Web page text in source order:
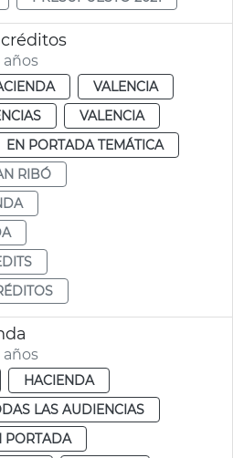
VALENCIA
VALENCIA
EN PORTADA TEMÁTICA
RIBÓ
HACIENDA
LAS AUDIENCIAS
PORTADA